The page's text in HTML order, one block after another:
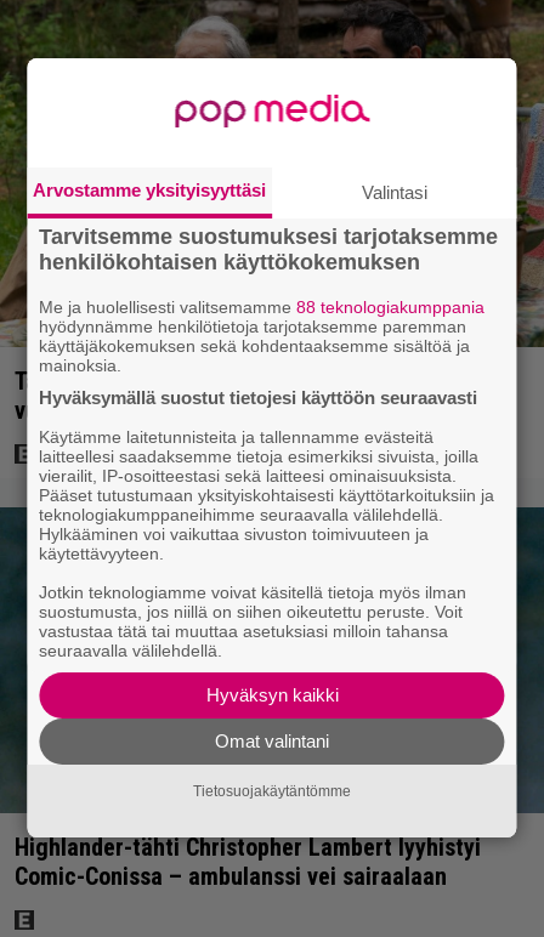
Tänään tv:ssä: Koskettava kotimainen elokuva
vuodelta 2020 – ”Tehty isolla sydämellä”
Highlander-tähti Christopher Lambert lyyhistyi
Comic-Conissa – ambulanssi vei sairaalaan
Arvostamme yksityisyyttäsi Valintasi
Tarvitsemme suostumuksesi tarjotaksemme
henkilökohtaisen käyttökokemuksen
Me ja huolellisesti valitsemamme88 teknologiakumppania
hyödynnämme henkilötietoja tarjotaksemme paremman
käyttäjäkokemuksen sekä kohdentaaksemme sisältöä ja
mainoksia.
Hyväksymällä suostut tietojesi käyttöön seuraavasti
Käytämme laitetunnisteita ja tallennamme evästeitä
laitteellesi saadaksemme tietoja esimerkiksi sivuista, joilla
vierailit, IP-osoitteestasi sekä laitteesi ominaisuuksista.
Pääset tutustumaan yksityiskohtaisesti käyttötarkoituksiin ja
teknologiakumppaneihimme seuraavalla välilehdellä.
Hylkääminen voi vaikuttaa sivuston toimivuuteen ja
käytettävyyteen.
Jotkin teknologiamme voivat käsitellä tietoja myös ilman
suostumusta, jos niillä on siihen oikeutettu peruste. Voit
vastustaa tätä tai muuttaa asetuksiasi milloin tahansa
seuraavalla välilehdellä.
Hyväksyn kaikki
Omat valintani
Tietosuojakäytäntömme